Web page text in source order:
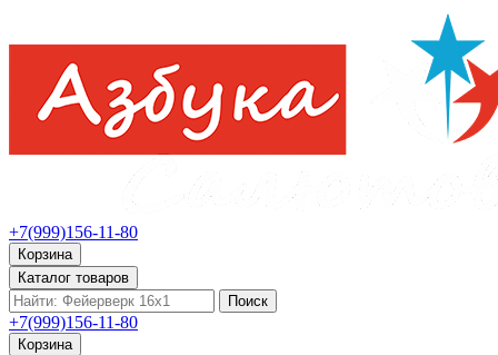
+7(999)156-11-80
Корзина
Каталог товаров
Поиск
+7(999)156-11-80
Корзина